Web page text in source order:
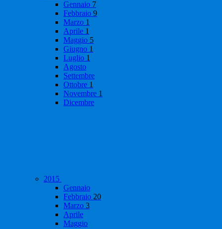
Gennaio 7
Febbraio 9
Marzo 1
Aprile 1
Maggio 5
Giugno 1
Luglio 1
Agosto
Settembre
Ottobre 1
Novembre 1
Dicembre
2015
Gennaio
Febbraio 20
Marzo 3
Aprile
Maggio